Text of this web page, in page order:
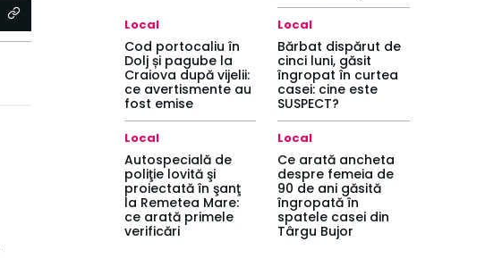
Local
Cod portocaliu în
Dolj și pagube la
Craiova după vijelii:
ce avertismente au
fost emise
Local
Bărbat dispărut de
cinci luni, găsit
îngropat în curtea
casei: cine este
SUSPECT?
Local
Autospecială de
poliţie lovită şi
proiectată în şanţ
la Remetea Mare:
ce arată primele
verificări
Local
Ce arată ancheta
despre femeia de
90 de ani găsită
îngropată în
spatele casei din
Târgu Bujor